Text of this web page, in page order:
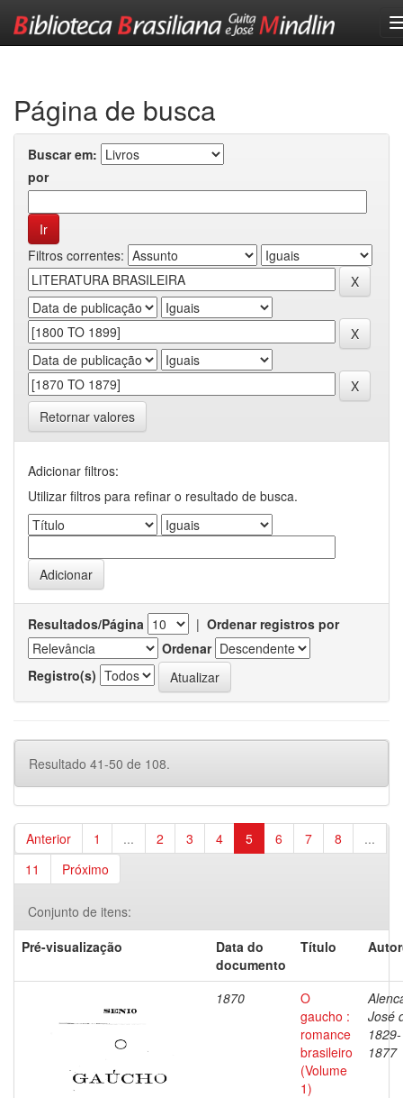
Página de busca
Buscar em:
por
Filtros correntes:
Retornar valores
Adicionar filtros:
Utilizar filtros para refinar o resultado de busca.
Resultados/Página | Ordenar registros por
Ordenar
Registro(s)
Resultado 41-50 de 108.
Anterior 1 ... 2 3 4 5 6 7 8
...
11
Próximo
Conjunto de itens:
Pré-visualização
Data do
documento
Título
1870
O
gaucho :
romance
brasileiro
(Volume
1)
José
1829-
1877